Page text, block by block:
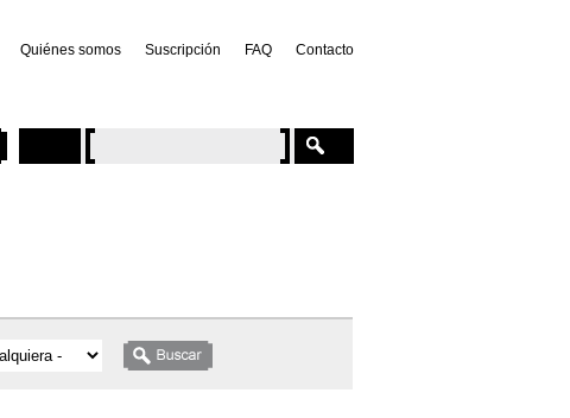
Quiénes somos Suscripción FAQ Contacto